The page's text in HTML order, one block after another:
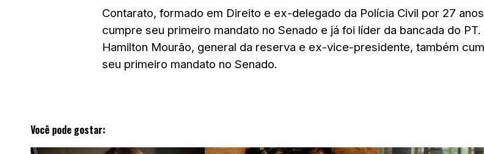
Contarato, formado em Direito e ex-delegado da Polícia Civil por 27
cumpre seu primeiro mandato no Senado e já foi líder da bancada do PT.
Hamilton Mourão, general da reserva e ex-vice-presidente, também
seu primeiro mandato no Senado.